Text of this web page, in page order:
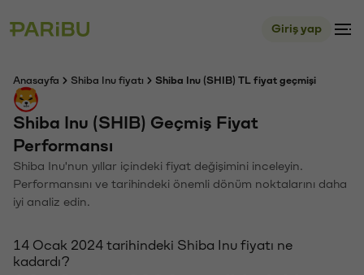
Giriş yap
Anasayfa Shiba Inu fiyatı Shiba Inu (SHIB) TL fiyat geçmişi
Shiba Inu (SHIB) Geçmiş Fiyat
Performansı
Shiba Inu'nun yıllar içindeki fiyat değişimini inceleyin.
Performansını ve tarihindeki önemli dönüm noktalarını daha
iyi analiz edin.
14 Ocak 2024 tarihindeki Shiba Inu fiyatı ne
kadardı?